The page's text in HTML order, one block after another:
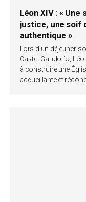
Léon XIV : « Une
justice, une soif
authentique »
Lors d’un déjeuner
Castel Gandolfo,
à construire une
accueillante et